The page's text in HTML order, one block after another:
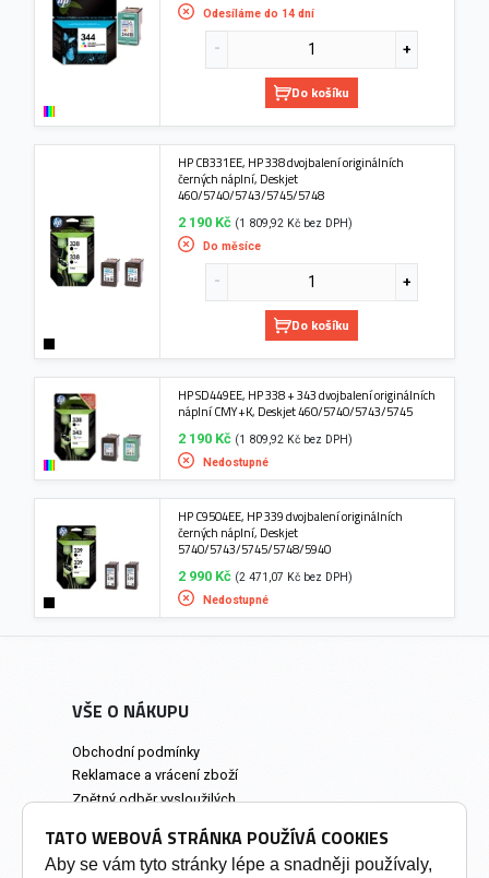
Odesíláme do 14 dní
Do košíku
HP CB331EE, HP 338 dvojbalení originálních
černých náplní, Deskjet
460/5740/5743/5745/5748
2 190 Kč (1 809,92 Kč bez DPH)
Do měsíce
Do košíku
HP SD449EE, HP 338 + 343 dvojbalení originálních
náplní CMY+K, Deskjet 460/5740/5743/5745
2 190 Kč (1 809,92 Kč bez DPH)
Nedostupné
HP C9504EE, HP 339 dvojbalení originálních
černých náplní, Deskjet
5740/5743/5745/5748/5940
2 990 Kč (2 471,07 Kč bez DPH)
Nedostupné
VŠE O NÁKUPU
Obchodní podmínky
Reklamace a vrácení zboží
Zpětný odběr vysloužilých
Prodejna a osobní odběr
TATO WEBOVÁ STRÁNKA POUŽÍVÁ COOKIES
Aby se vám tyto stránky lépe a snadněji používaly,